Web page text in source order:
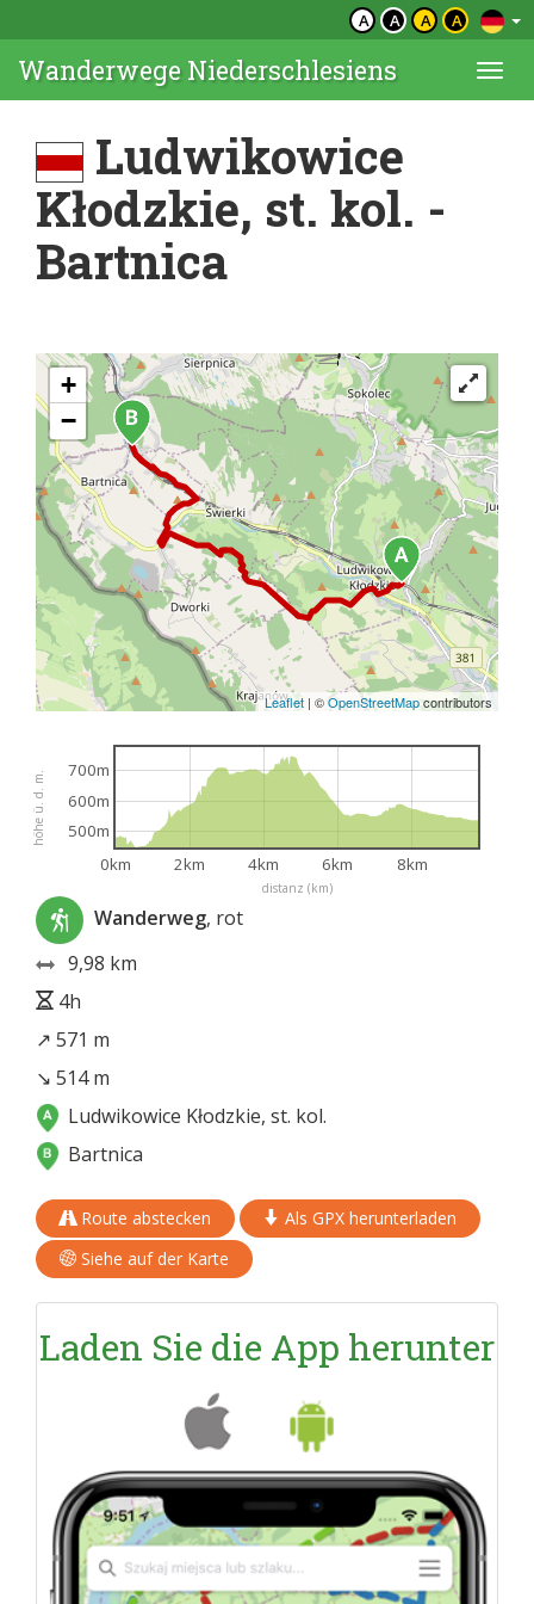
A A A A
Wanderwege Niederschlesiens
Ludwikowice
Kłodzkie, st. kol. -
Bartnica
+
−
Leaflet | ©OpenStreetMapcontributors
distanz (km)
höhe ü. d. m.
0km 2km 4km 6km 8km
500m
600m
700m
Wanderweg, rot
9,98 km
4h
↗ 571 m
↘ 514 m
Ludwikowice Kłodzkie, st. kol.
Bartnica
Route abstecken
Als GPX herunterladen
Siehe auf der Karte
Laden Sie die App herunter